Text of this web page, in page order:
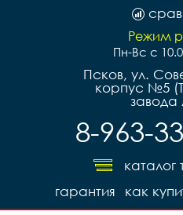
Режим
Пн-Вс с
Псков, ул.
корпус №5
завода
8-963-
каталог
как
гарантия